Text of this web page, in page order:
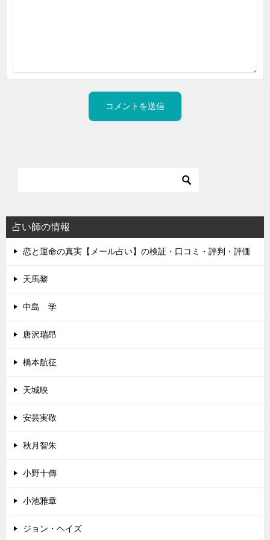
占い師の情報
恋と運命の真実【メール占い】の検証・口コミ・評判・評価
天馬黎
中島 学
唐沢瑞昂
橋本航征
天城映
安芸実敬
秋月智朱
小野十傳
小池雅章
ジョン・ヘイズ